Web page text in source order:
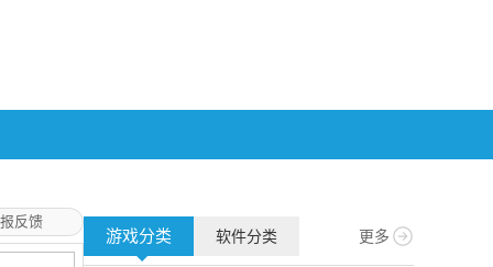
反馈
游戏分类 软件分类 更多